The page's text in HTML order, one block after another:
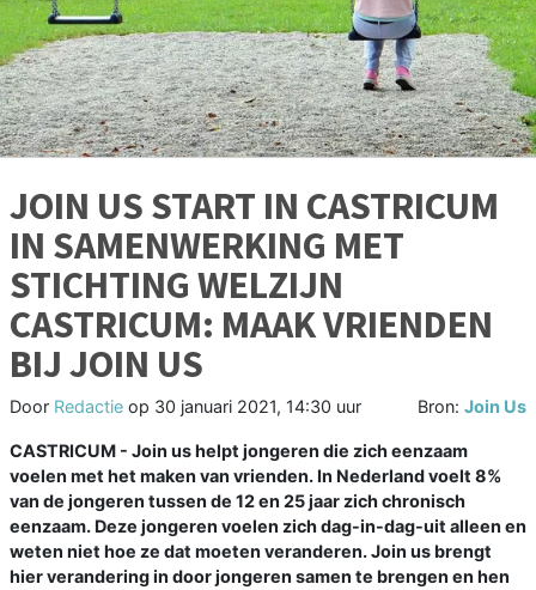
JOIN US START IN CASTRICUM
IN SAMENWERKING MET
STICHTING WELZIJN
CASTRICUM: MAAK VRIENDEN
BIJ JOIN US
Door Redactie op 30 januari 2021, 14:30 uur Bron: Join Us
CASTRICUM - Join us helpt jongeren die zich eenzaam
voelen met het maken van vrienden. In Nederland voelt 8%
van de jongeren tussen de 12 en 25 jaar zich chronisch
eenzaam. Deze jongeren voelen zich dag-in-dag-uit alleen en
weten niet hoe ze dat moeten veranderen. Join us brengt
hier verandering in door jongeren samen te brengen en hen